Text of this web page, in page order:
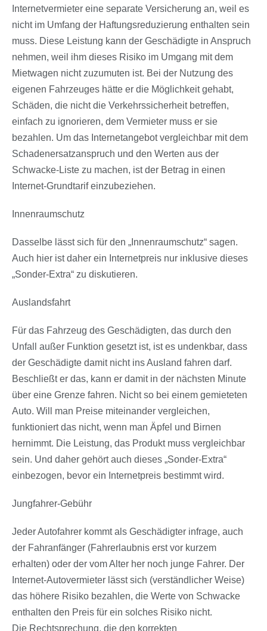
Internetvermieter eine separate Versicherung an, weil es
nicht im Umfang der Haftungsreduzierung enthalten sein
muss. Diese Leistung kann der Geschädigte in Anspruch
nehmen, weil ihm dieses Risiko im Umgang mit dem
Mietwagen nicht zuzumuten ist. Bei der Nutzung des
eigenen Fahrzeuges hätte er die Möglichkeit gehabt,
Schäden, die nicht die Verkehrssicherheit betreffen,
einfach zu ignorieren, dem Vermieter muss er sie
bezahlen. Um das Internetangebot vergleichbar mit dem
Schadenersatzanspruch und den Werten aus der
Schwacke-Liste zu machen, ist der Betrag in einen
Internet-Grundtarif einzubeziehen.
Innenraumschutz
Dasselbe lässt sich für den „Innenraumschutz“ sagen.
Auch hier ist daher ein Internetpreis nur inklusive dieses
„Sonder-Extra“ zu diskutieren.
Auslandsfahrt
Für das Fahrzeug des Geschädigten, das durch den
Unfall außer Funktion gesetzt ist, ist es undenkbar, dass
der Geschädigte damit nicht ins Ausland fahren darf.
Beschließt er das, kann er damit in der nächsten Minute
über eine Grenze fahren. Nicht so bei einem gemieteten
Auto. Will man Preise miteinander vergleichen,
funktioniert das nicht, wenn man Äpfel und Birnen
hernimmt. Die Leistung, das Produkt muss vergleichbar
sein. Und daher gehört auch dieses „Sonder-Extra“
einbezogen, bevor ein Internetpreis bestimmt wird.
Jungfahrer-Gebühr
Jeder Autofahrer kommt als Geschädigter infrage, auch
der Fahranfänger (Fahrerlaubnis erst vor kurzem
erhalten) oder der vom Alter her noch junge Fahrer. Der
Internet-Autovermieter lässt sich (verständlicher Weise)
das höhere Risiko bezahlen, die Werte von Schwacke
enthalten den Preis für ein solches Risiko nicht.
Die Rechtsprechung, die den korrekten